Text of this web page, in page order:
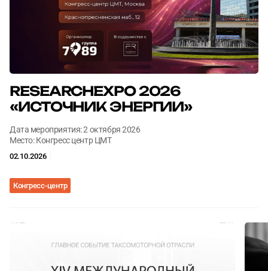
RESEARCHEXPO 2026
«ИСТОЧНИК ЭНЕРГИИ»
Дата мероприятия: 2 октября 2026
Место: Конгресс центр ЦМТ
02.10.2026
Конгресс-центр
Согласен сполитикой конфиденциальности
ОТПРАВИТЬ
Согласен сполитикой конфиденциальности
ОТПРАВИТЬ